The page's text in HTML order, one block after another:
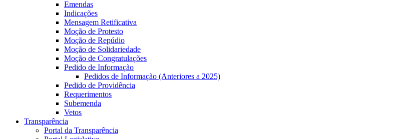
Emendas
Indicações
Mensagem Retificativa
Moção de Protesto
Moção de Repúdio
Moção de Solidariedade
Moção de Congratulações
Pedido de Informação
Pedidos de Informação (Anteriores a 2025)
Pedido de Providência
Requerimentos
Subemenda
Vetos
Transparência
Portal da Transparência